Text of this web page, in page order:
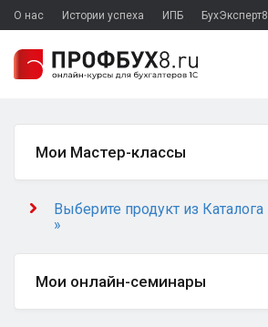
О нас Истории успеха ИПБ БухЭксперт8
Мои Мастер-классы
Выберите продукт из Каталога
»
Мои онлайн-семинары